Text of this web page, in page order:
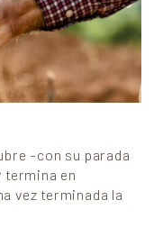
-con su parada
termina en
vez terminada la